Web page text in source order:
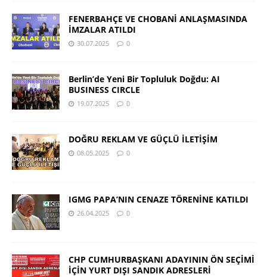
FENERBAHÇE VE CHOBANİ ANLAŞMASINDA
İMZALAR ATILDI
30.07.2025 0
Berlin’de Yeni Bir Topluluk Doğdu: AI
BUSINESS CIRCLE
19.07.2025 0
DOĞRU REKLAM VE GÜÇLÜ İLETİŞİM
08.05.2025 0
IGMG PAPA’NIN CENAZE TÖRENİNE KATILDI
26.04.2025 0
CHP CUMHURBAŞKANI ADAYININ ÖN SEÇİMİ
İÇİN YURT DIŞI SANDIK ADRESLERİ